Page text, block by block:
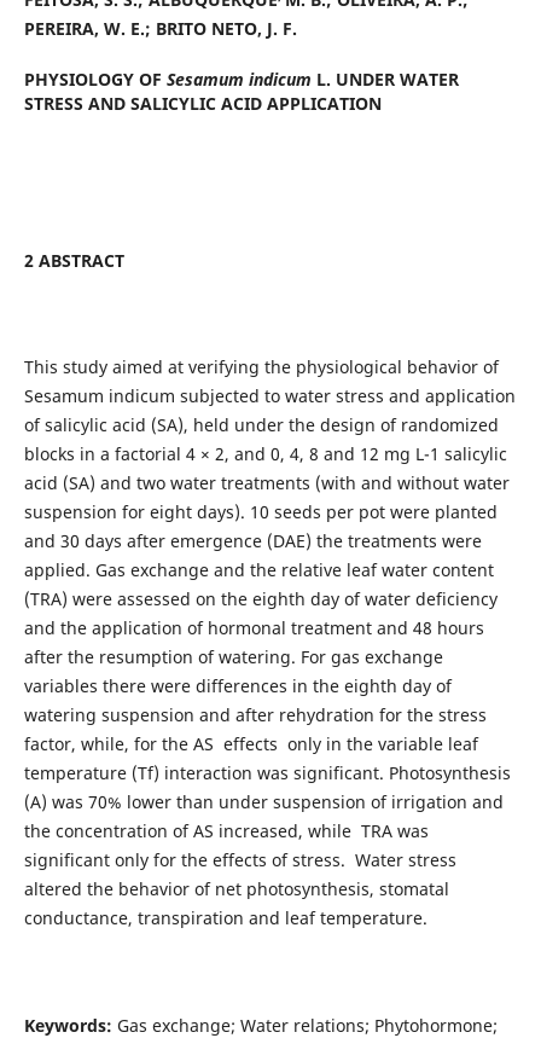
PEREIRA, W. E.; BRITO NETO, J. F.
PHYSIOLOGY OF Sesamum indicum L. UNDER WATER
STRESS AND SALICYLIC ACID APPLICATION
2 ABSTRACT
This study aimed at verifying the physiological behavior of
Sesamum indicum subjected to water stress and application
of salicylic acid (SA), held under the design of randomized
blocks in a factorial 4 × 2, and 0, 4, 8 and 12 mg L-1 salicylic
acid (SA) and two water treatments (with and without water
suspension for eight days). 10 seeds per pot were planted
and 30 days after emergence (DAE) the treatments were
applied. Gas exchange and the relative leaf water content
(TRA) were assessed on the eighth day of water deficiency
and the application of hormonal treatment and 48 hours
after the resumption of watering. For gas exchange
variables there were differences in the eighth day of
watering suspension and after rehydration for the stress
factor, while, for the AS effects only in the variable leaf
temperature (Tf) interaction was significant. Photosynthesis
(A) was 70% lower than under suspension of irrigation and
the concentration of AS increased, while TRA was
significant only for the effects of stress. Water stress
altered the behavior of net photosynthesis, stomatal
conductance, transpiration and leaf temperature.
Keywords: Gas exchange; Water relations; Phytohormone;